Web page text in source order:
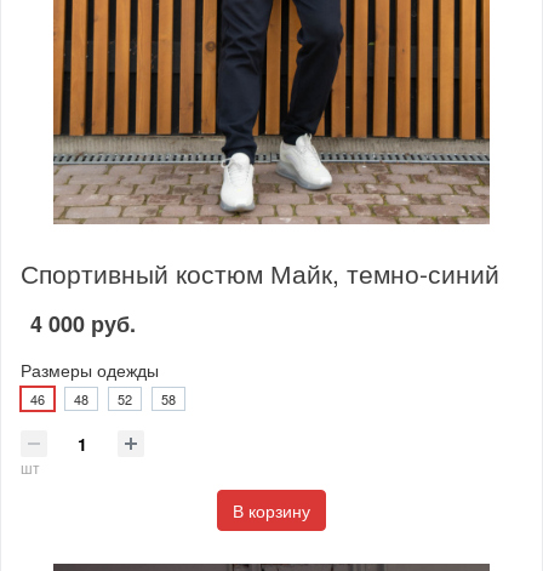
Спортивный костюм Майк, темно-синий
4 000 руб.
Размеры одежды
46 48 52 58
шт
В корзину